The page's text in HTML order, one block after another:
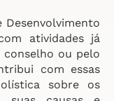
atividades já
ou pelo
com essas
sobre os